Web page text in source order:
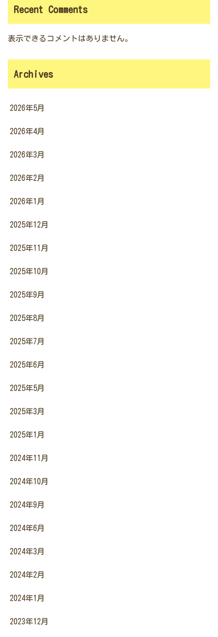
Recent Comments
表示できるコメントはありません。
Archives
2026年5月
2026年4月
2026年3月
2026年2月
2026年1月
2025年12月
2025年11月
2025年10月
2025年9月
2025年8月
2025年7月
2025年6月
2025年5月
2025年3月
2025年1月
2024年11月
2024年10月
2024年9月
2024年6月
2024年3月
2024年2月
2024年1月
2023年12月